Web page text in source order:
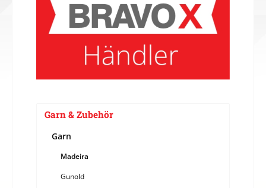
Garn & Zubehör
Garn
Madeira
Gunold